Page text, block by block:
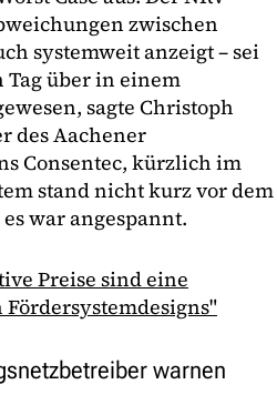
zwischen
systemweit anzeigt – sei
Tag über in einem
sagte Christoph
des Aachener
Consentec, kürzlich im
stand nicht kurz vor dem
war angespannt.
Preise sind eine
warnen